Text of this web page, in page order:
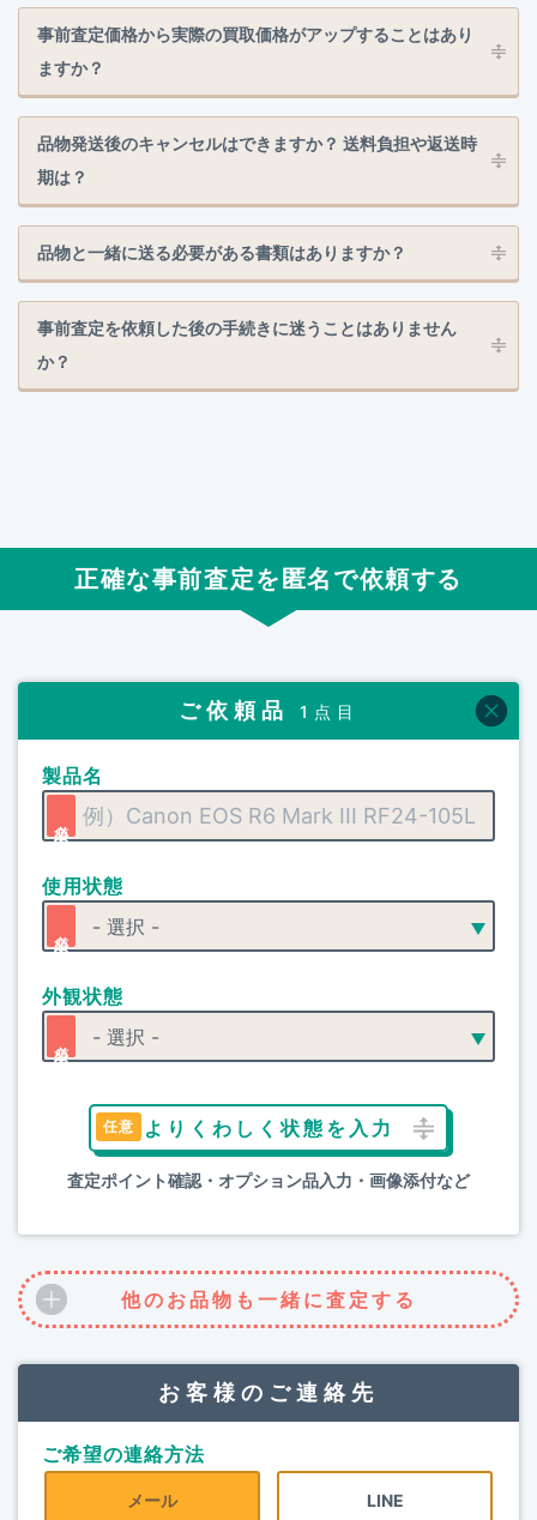
事前査定価格から実際の買取価格がアップすることはあり
ますか？
品物発送後のキャンセルはできますか？ 送料負担や返送時
期は？
品物と一緒に送る必要がある書類はありますか？
事前査定を依頼した後の手続きに迷うことはありません
か？
正確な事前査定を匿名で依頼する
ご依頼品 1点目
製品名
使用状態
外観状態
よりくわしく状態を入力
査定ポイント確認・オプション品入力・画像添付など
他のお品物も一緒に査定する
お客様のご連絡先
ご希望の連絡方法
メール LINE